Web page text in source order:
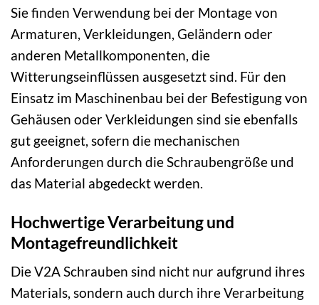
Sie finden Verwendung bei der Montage von
Armaturen, Verkleidungen, Geländern oder
anderen Metallkomponenten, die
Witterungseinflüssen ausgesetzt sind. Für den
Einsatz im Maschinenbau bei der Befestigung von
Gehäusen oder Verkleidungen sind sie ebenfalls
gut geeignet, sofern die mechanischen
Anforderungen durch die Schraubengröße und
das Material abgedeckt werden.
Hochwertige Verarbeitung und
Montagefreundlichkeit
Die V2A Schrauben sind nicht nur aufgrund ihres
Materials, sondern auch durch ihre Verarbeitung